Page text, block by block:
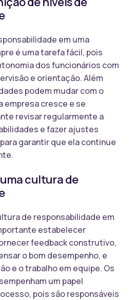
em uma
é uma tarefa fácil, pois
dos funcionários com
e orientação. Além
podem mudar com o
empresa cresce e se
revisar regularmente a
e fazer ajustes
garantir que ela continue
cultura de
de responsabilidade em
estabelecer
feedback construtivo,
o bom desempenho, e
e o trabalho em equipe. Os
um papel
pois são responsáveis